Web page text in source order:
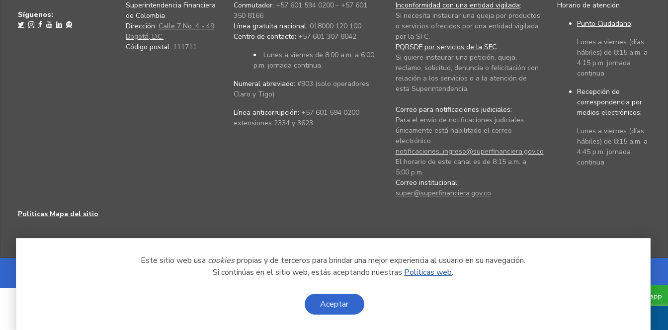
Este sitio web usa cookiespropias y de terceros para brindar una mejor experiencia al usuario en su navegación.
Si continúas en el sitio web, estás aceptando nuestras Políticas web.
Aceptar
Síguenos:
Superintendencia Financiera
de Colombia
Dirección: Calle 7 No. 4 - 49
Bogotá, D.C.
Código postal: 111711
Conmutador: +57 601 594 0200 - +57 601
350 8166
Línea gratuita nacional: 018000 120 100
Centro de contacto: +57 601 307 8042
Lunes a viernes de 8:00 a.m. a 6:00
p.m. jornada continua.
Numeral abreviado: #903 (solo operadores
Claro y Tigo)
Línea anticorrupción: +57 601 594 0200
extensiones 2334 y 3623
Inconformidad con una entidad vigilada:
Si necesita instaurar una queja por productos
o servicios ofrecidos por una entidad vigilada
por la SFC.
PQRSDF por servicios de la SFC:
Si quiere instaurar una petición, queja,
reclamo, solicitud, denuncia o felicitación con
relación a los servicios o a la atención de
esta Superintendencia.
Correo para notificaciones judiciales:
Para el envío de notificaciones judiciales
únicamente está habilitado el correo
electrónico
notificaciones_ingreso@superfinanciera.gov.co
El horario de este canal es de 8:15 a.m. a
5:00 p.m.
Correo institucional:
super@superfinanciera.gov.co
Horario de atención
Punto Ciudadano:
Lunes a viernes (días
hábiles) de 8:15 a.m. a
4:15 p.m. jornada
continua
Recepción de
correspondencia por
medios electrónicos:
Lunes a viernes (días
hábiles) de 8:15 a.m. a
4:45 p.m. jornada
continua
Políticas Mapa del sitio
Powered by Nexura